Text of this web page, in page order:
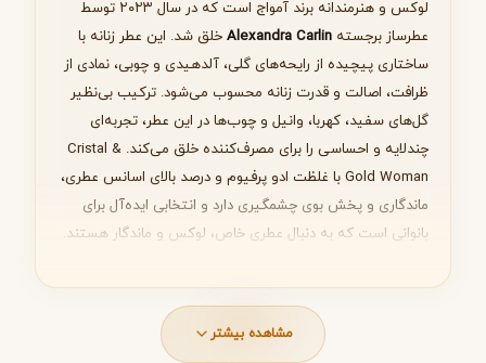
بعدی
لوکس و هنرمندانه برند آمواج است که در سال ۲۰۲۳ توسط
عطرساز برجسته Alexandra Carlinخلق شد. این عطر زنانه با
ساختاری پیچیده از رایحه‌های گلی، آلدهیدی و چوبی، نمادی از
ظرافت، اصالت و قدرت زنانه محسوب می‌شود. ترکیب بی‌نظیر
گل‌های سفید، کهربا، وانیل و چوب‌ها در این عطر، تجربه‌ای
چندلایه و احساسی را برای مصرف‌کننده خلق می‌کند. Cristal &
Gold Woman با غلظت ادو پرفیوم و درصد بالای اسانس عطری،
ماندگاری و پخش بوی چشمگیری دارد و انتخابی ایده‌آل برای
بانوانی است که به دنبال عطری خاص، لوکس و ماندگار هستند.
مشخصات فنی عطر Cristal & Gold Woman
مشاهده بیشتر